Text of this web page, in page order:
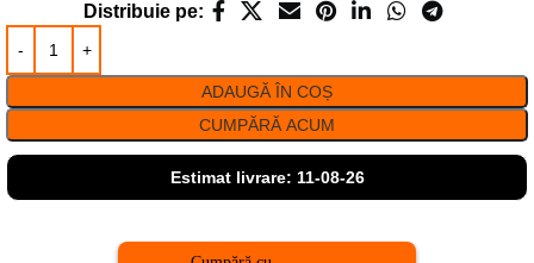
Distribuie pe:
ADAUGĂ ÎN COȘ
CUMPĂRĂ ACUM
Estimat livrare: 11-08-26